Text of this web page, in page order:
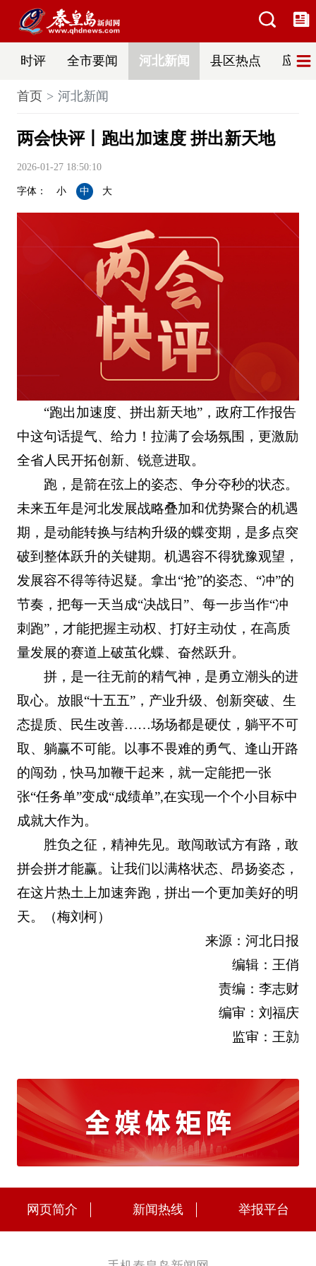
时评 全市要闻 河北新闻 县区热点 应急
首页 河北新闻
两会快评丨跑出加速度 拼出新天地
2026-01-27 18:50:10
字体： 小 中 大
“跑出加速度、拼出新天地”，政府工作报告
中这句话提气、给力！拉满了会场氛围，更激励
全省人民开拓创新、锐意进取。
跑，是箭在弦上的姿态、争分夺秒的状态。
未来五年是河北发展战略叠加和优势聚合的机遇
期，是动能转换与结构升级的蝶变期，是多点突
破到整体跃升的关键期。机遇容不得犹豫观望，
发展容不得等待迟疑。拿出“抢”的姿态、“冲”的
节奏，把每一天当成“决战日”、每一步当作“冲
刺跑”，才能把握主动权、打好主动仗，在高质
量发展的赛道上破茧化蝶、奋然跃升。
拼，是一往无前的精气神，是勇立潮头的进
取心。放眼“十五五”，产业升级、创新突破、生
态提质、民生改善……场场都是硬仗，躺平不可
取、躺赢不可能。以事不畏难的勇气、逢山开路
的闯劲，快马加鞭干起来，就一定能把一张
张“任务单”变成“成绩单”,在实现一个个小目标中
成就大作为。
胜负之征，精神先见。敢闯敢试方有路，敢
拼会拼才能赢。让我们以满格状态、昂扬姿态，
在这片热土上加速奔跑，拼出一个更加美好的明
天。（梅刘柯）
来源：河北日报
编辑：王俏
责编：李志财
编审：刘福庆
监审：王勍
网页简介 新闻热线 举报平台